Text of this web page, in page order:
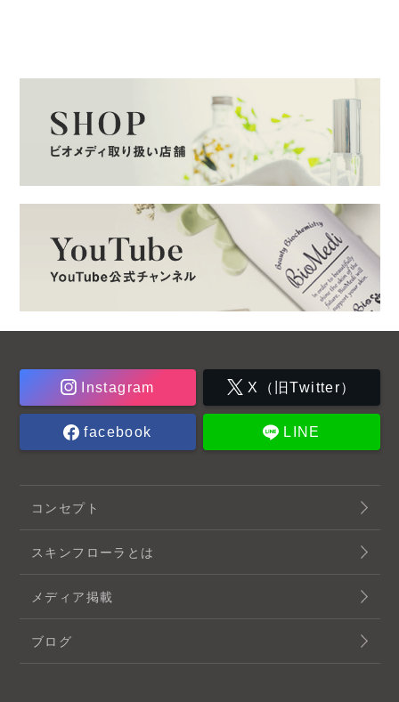
Instagram X（旧Twitter）
facebook LINE
コンセプト
スキンフローラとは
メディア掲載
ブログ